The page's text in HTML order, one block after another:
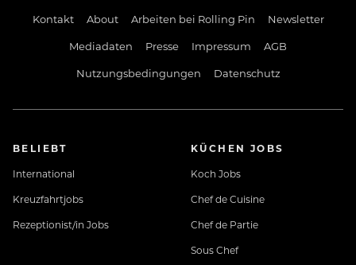
Kontakt About Arbeiten bei Rolling Pin
Newsletter
Mediadaten
Presse Impressum
AGB
Nutzungsbedingungen
Datenschutz
BELIEBT
International
Kreuzfahrtjobs
Rezeptionist/in Jobs
KÜCHEN JOBS
Koch Jobs
Chef de Cuisine
Chef de Partie
Sous Chef